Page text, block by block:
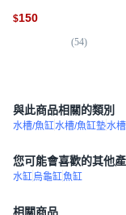
$150
(54)
與此商品相關的類別
水槽/魚缸水槽/魚缸墊水
您可能會喜歡的其他
水缸烏龜缸魚缸
相關商品